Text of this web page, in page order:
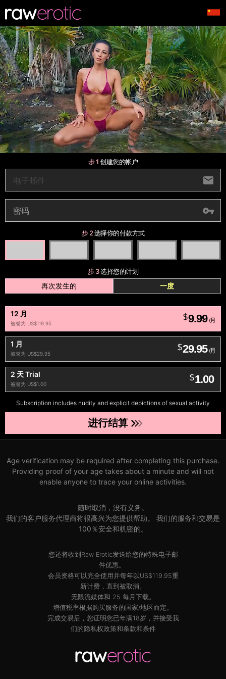
步 1创建您的帐户
步 2选择你的付款方式
步 3选择您的计划
再次发生的 一度
12 月
被誉为 US$119.95
$9.99 /月
1 月
被誉为 US$29.95
$29.95 /月
2 天 Trial
被誉为 US$1.00
$1.00
Subscription includes nudity and explicit depictions of sexual activity
进行结算
Age verification may be required after completing this purchase.
Providing proof of your age takes about a minute and will not
enable anyone to trace your online activities.
随时取消，没有义务。
我们的客户服务代理商将很高兴为您提供帮助。 我们的服务和交易是
100％安全和机密的。
您还将收到Raw Erotic发送给您的特殊电子邮
件优惠。
会员资格可以完全使用并每年以US$119.95重
新计费，直到被取消。
无限流媒体和 25 每月下载。
增值税率根据购买服务的国家/地区而定。
完成交易后，您证明您已年满18岁，并接受我
们的隐私权政策和条款和条件